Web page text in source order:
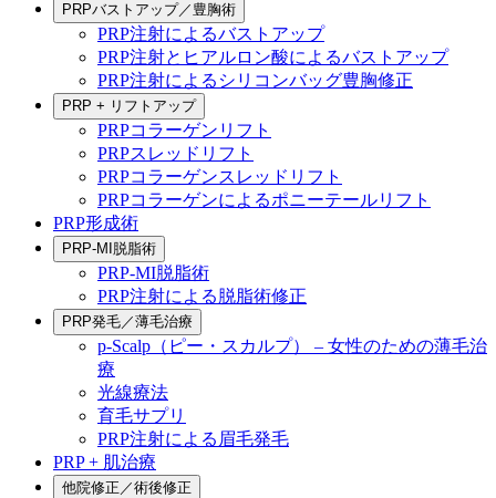
PRPバストアップ／豊胸術
PRP注射によるバストアップ
PRP注射とヒアルロン酸によるバストアップ
PRP注射によるシリコンバッグ豊胸修正
PRP + リフトアップ
PRPコラーゲンリフト
PRPスレッドリフト
PRPコラーゲンスレッドリフト
PRPコラーゲンによるポニーテールリフト
PRP形成術
PRP-MI脱脂術
PRP-MI脱脂術
PRP注射による脱脂術修正
PRP発毛／薄毛治療
p-Scalp（ピー・スカルプ） – 女性のための薄毛治
療
光線療法
育毛サプリ
PRP注射による眉毛発毛
PRP + 肌治療
他院修正／術後修正